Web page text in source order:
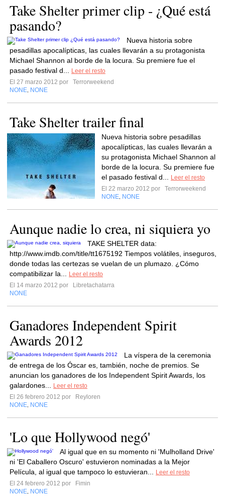
Take Shelter primer clip - ¿Qué está
pasando?
Nueva historia sobre
pesadillas apocalípticas, las cuales llevarán a su protagonista
Michael Shannon al borde de la locura. Su premiere fue el
pasado festival d...
Leer el resto
El 27 marzo 2012 por
Terrorweekend
NONE NONE
Take Shelter trailer final
Nueva historia sobre pesadillas
apocalípticas, las cuales llevarán a
su protagonista Michael Shannon al
borde de la locura. Su premiere fue
el pasado festival d...
Leer el resto
El 22 marzo 2012 por
Terrorweekend
NONE NONE
Aunque nadie lo crea, ni siquiera yo
TAKE SHELTER data:
http://www.imdb.com/title/tt1675192 Tiempos volátiles, inseguros,
donde todas las certezas se vuelan de un plumazo. ¿Cómo
compatibilizar la...
Leer el resto
El 14 marzo 2012 por
Libretachatarra
NONE
Ganadores Independent Spirit
Awards 2012
La víspera de la ceremonia
de entrega de los Óscar es, también, noche de premios. Se
anuncian los ganadores de los Independent Spirit Awards, los
galardones...
Leer el resto
El 26 febrero 2012 por
Reyloren
NONE NONE
'Lo que Hollywood negó'
Al igual que en su momento ni 'Mulholland Drive'
ni 'El Caballero Oscuro' estuvieron nominadas a la Mejor
Película, al igual que tampoco lo estuvieran...
Leer el resto
El 24 febrero 2012 por
Fimin
NONE NONE